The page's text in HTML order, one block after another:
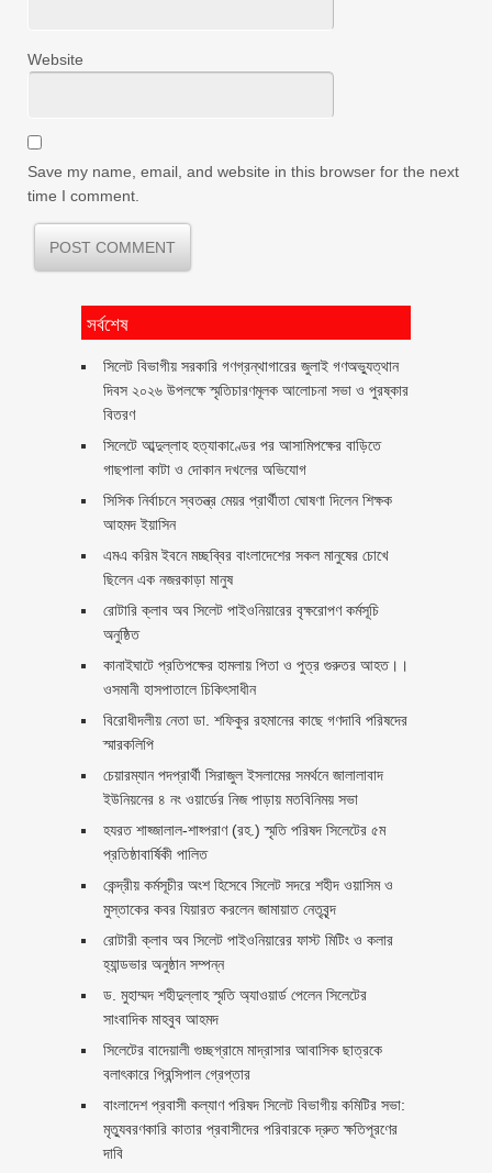
Website
Save my name, email, and website in this browser for the next
time I comment.
সর্বশেষ
সিলেট বিভাগীয় সরকারি গণগ্রন্থাগারের জুলাই গণঅভ্যুত্থান
দিবস ২০২৬ উপলক্ষে স্মৃতিচারণমূলক আলোচনা সভা ও পুরষ্কার
বিতরণ ‎ ‎
সিলেটে আব্দুল্লাহ হত্যাকাণ্ডের পর আসামিপক্ষের বাড়িতে
গাছপালা কাটা ও দোকান দখলের অভিযোগ
সিসিক নির্বাচনে স্বতন্ত্র মেয়র প্রার্থীতা ঘোষণা দিলেন শিক্ষক
আহমদ ইয়াসিন
এমএ করিম ইবনে মচ্ছব্বির বাংলাদেশের সকল মানুষের চোখে
ছিলেন এক নজরকাড়া মানুষ ‎
রোটারি ক্লাব অব সিলেট পাইওনিয়ারের বৃক্ষরোপণ কর্মসূচি
অনুষ্ঠিত
কানাইঘাটে প্রতিপক্ষের হামলায় পিতা ও পুত্র গুরুতর আহত।।
ওসমানী হাসপাতালে চিকিৎসাধীন
বিরোধীদলীয় নেতা ডা. শফিকুর রহমানের কাছে গণদাবি পরিষদের
স্মারকলিপি ‎
চেয়ারম্যান পদপ্রার্থী সিরাজুল ইসলামের সমর্থনে জালালাবাদ
ইউনিয়নের ৪ নং ওয়ার্ডের নিজ পাড়ায় মতবিনিময় সভা
হযরত শাহ্জালাল-শাহ্পরাণ (রহ.) স্মৃতি পরিষদ সিলেটের ৫ম
প্রতিষ্ঠাবার্ষিকী পালিত ‎​
কেন্দ্রীয় কর্মসূচীর অংশ হিসেবে সিলেট সদরে শহীদ ওয়াসিম ও
মুস্তাকের কবর যিয়ারত করলেন জামায়াত নেতৃবৃন্দ ‎
রোটারী ক্লাব অব সিলেট পাইওনিয়ারের ফাস্ট মিটিং ও কলার
হ্যান্ডভার অনুষ্ঠান সম্পন্ন
ড. মুহাম্মদ শহীদুল্লাহ স্মৃতি অ্যাওয়ার্ড পেলেন সিলেটের
সাংবাদিক মাহবুব আহমদ
সিলেটের বাদেয়ালী গুচ্ছগ্রামে মাদ্রাসার আবাসিক ছাত্রকে
বলাৎকারে প্রিন্সিপাল গ্রেপ্তার ‎
বাংলাদেশ প্রবাসী কল্যাণ পরিষদ সিলেট বিভাগীয় কমিটির সভা:
মৃত্যুবরণকারি কাতার প্রবাসীদের পরিবারকে দ্রুত ক্ষতিপূরণের
দাবি